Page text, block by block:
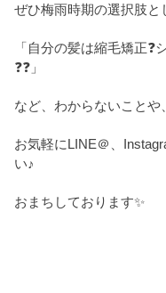
ぜひ梅雨時期の選択肢と
「自分の髪は縮毛矯正❓
❓❓」
など、わからないこと
お気軽にLINE＠、
い♪
おまちしております✨